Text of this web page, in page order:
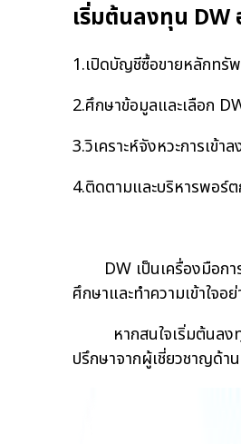
เริ่มต้นลงทุน DW
1.เปิดบัญชีซื้อขายหลักทรั
2.ศึกษาข้อมูลและเลือก
3.วิเคราะห์จังหวะการเข้า
4.ติดตามและบริหารพอร์
DW เป็นเครื่องมือก
ศึกษาและทำความเข้าใจ
หากสนใจเริ่มต้นลงทุ
ปรึกษาจากผู้เชี่ยวชาญด้า